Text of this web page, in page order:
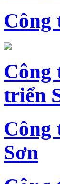
Công
Công
triển
Công
Sơn